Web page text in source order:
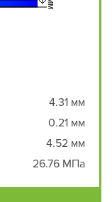
4.31 мм
0.21 мм
4.52 мм
26.76 МПа